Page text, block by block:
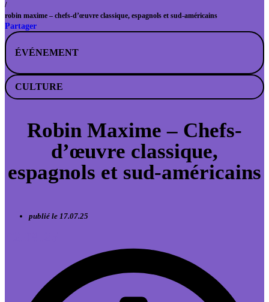
/
robin maxime – chefs-d’œuvre classique, espagnols et sud-américains
Partager
ÉVÉNEMENT
CULTURE
Robin Maxime – Chefs-
d’œuvre classique,
espagnols et sud-américains
publié le 17.07.25